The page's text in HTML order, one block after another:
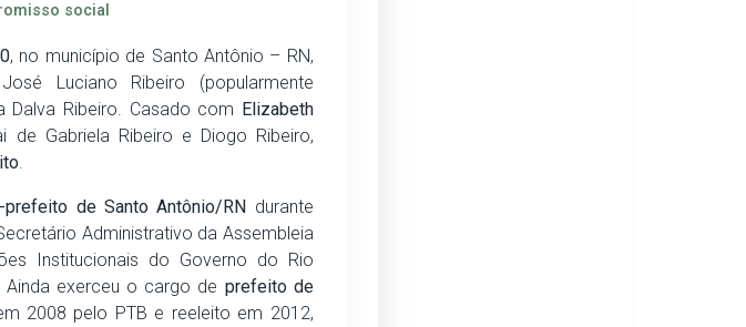
social
, no município de Santo Antônio – RN,
Luciano Ribeiro (popularmente
Dalva Ribeiro. Casado com Elizabeth
de Gabriela Ribeiro e Diogo Ribeiro,
.
de Santo Antônio/RN durante
Administrativo da Assembleia
Institucionais do Governo do Rio
exerceu o cargo de prefeito de
2008 pelo PTB e reeleito em 2012,